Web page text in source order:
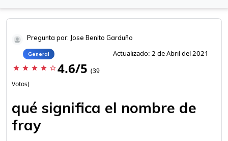
Pregunta por: Jose Benito Garduño
General Actualizado: 2 de Abril del 2021
star star star star star_border 4.6/5 (39
Votos)
qué significa el nombre de
fray